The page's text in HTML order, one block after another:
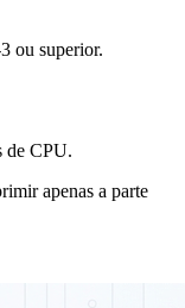
ou superior.
de CPU.
apenas a parte